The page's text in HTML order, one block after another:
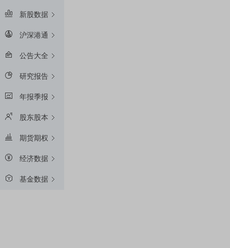
新股数据
沪深港通
公告大全
研究报告
年报季报
股东股本
期货期权
经济数据
基金数据